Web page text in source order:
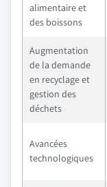
alimentaire et
des boissons
Augmentation
de la demande
en recyclage et
gestion des
déchets
Avancées
technologiques